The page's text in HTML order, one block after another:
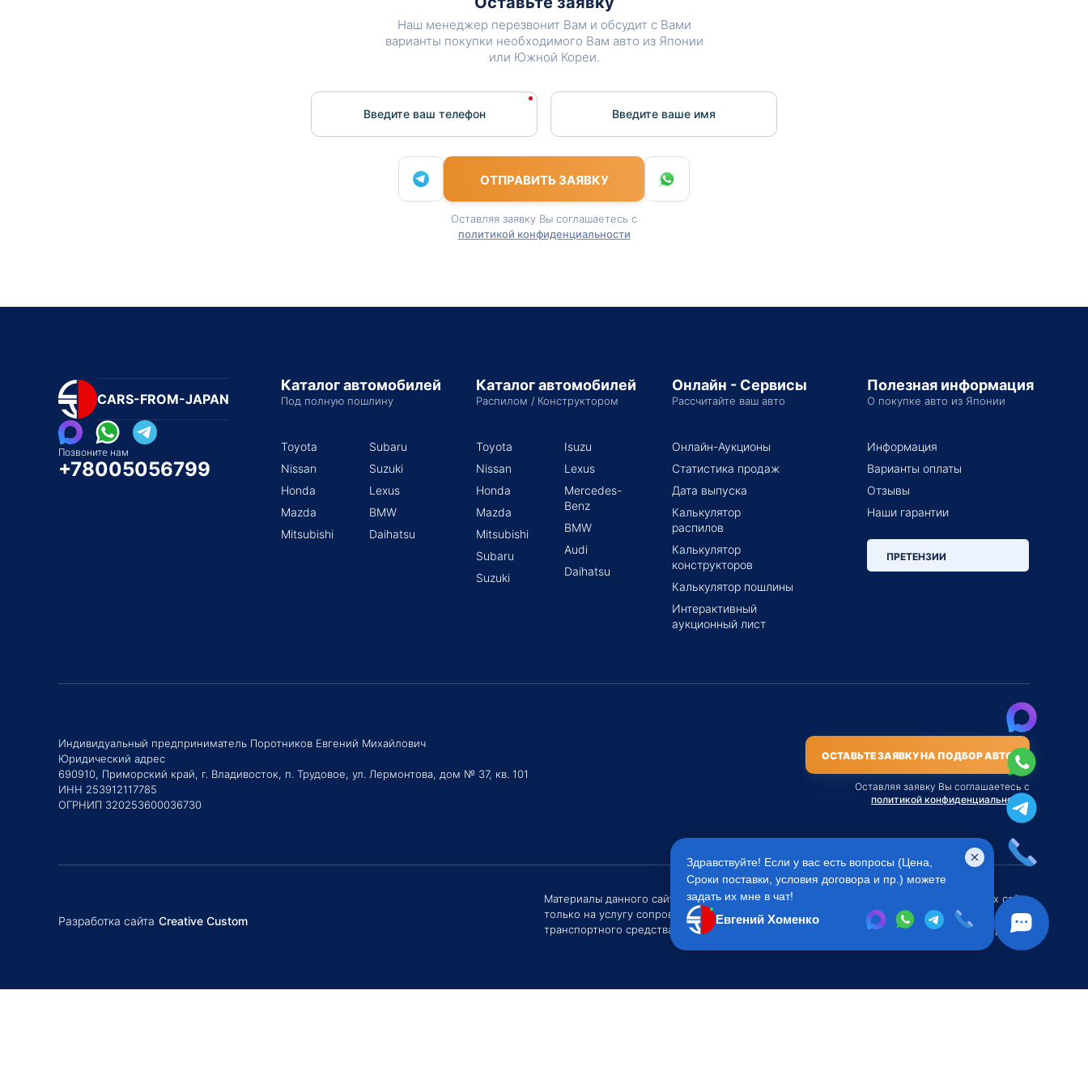
Наш менеджер перезвонит Вам и обсудит с Вами
варианты покупки необходимого Вам авто из Японии
или Южной Кореи.
Введите ваш телефон Введите вашe имя
ОТПРАВИТЬ ЗАЯВКУ
Оставляя заявку Вы соглашаетесь с
политикой конфиденциальности
CARS-FROM-JAPAN
Позвоните нам
+78005056799
Каталог автомобилей
Под полную пошлину
Toyota
Nissan
Honda
Mazda
Mitsubishi
Subaru
Suzuki
Lexus
BMW
Daihatsu
Каталог автомобилей
Распилом / Конструктором
Toyota
Nissan
Honda
Mazda
Mitsubishi
Subaru
Suzuki
Isuzu
Lexus
Mercedes-
Benz
BMW
Audi
Daihatsu
Онлайн - Сервисы
Рассчитайте ваш авто
Онлайн-Аукционы
Статистика продаж
Дата выпуска
Калькулятор
распилов
Калькулятор
конструкторов
Калькулятор пошлины
Интерактивный
аукционный лист
Полезная информация
О покупке авто из Японии
Информация
Варианты оплаты
Отзывы
Наши гарантии
ПРЕТЕНЗИИ
Индивидуальный предприниматель Поротников Евгений Михайлович
Юридический адрес
690910, Приморский край, г. Владивосток, п. Трудовое, ул. Лермонтова, дом № 37, кв. 101
ИНН 253912117785
ОГРНИП 320253600036730
ОСТАВЬТЕ ЗАЯВКУ НА ПОДБОР АВТО
Оставляя заявку Вы соглашаетесь с
политикой конфиденциальности
Материалы данного сайта являются публичной офертой
только на услугу сопровождения Агентом приобретения
транспортного средства Клиентом.
Во всех остальных случаях сайт
носит исключительно
информационный характер.
Разработка сайта Creative Custom Евгений Хоменко
Здравствуйте! Если у вас есть вопросы (Цена,
Сроки поставки, условия договора и пр.) можете
задать их мне в чат!